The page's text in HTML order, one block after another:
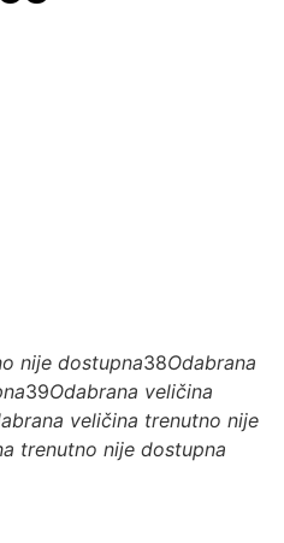
nije dostupna38Odabrana
39Odabrana veličina
veličina trenutno nije
trenutno nije dostupna